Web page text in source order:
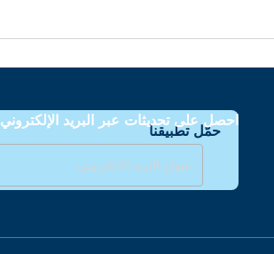
حمّل تطبيقنا
احصل على تحديثات عبر البريد الإلكتروني